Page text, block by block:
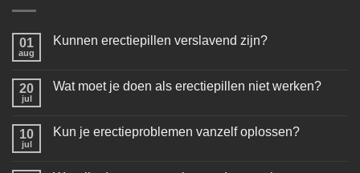
01
aug
Kunnen erectiepillen verslavend zijn?
20
jul
Wat moet je doen als erectiepillen niet werken?
10
jul
Kun je erectieproblemen vanzelf oplossen?